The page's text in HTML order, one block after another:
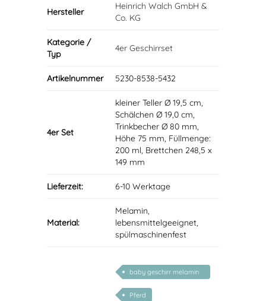
Hersteller
Heinrich Walch GmbH &
Co. KG
Kategorie /
Typ
4er Geschirrset
Artikelnummer 5230-8538-5432
4er Set
kleiner Teller Ø 19,5 cm,
Schälchen Ø 19,0 cm,
Trinkbecher Ø 80 mm,
Höhe 75 mm, Füllmenge:
200 ml, Brettchen 248,5 x
149 mm
Lieferzeit: 6-10 Werktage
Material:
Melamin,
lebensmittelgeeignet,
spülmaschinenfest
baby geschirr melamin
set
Pferd